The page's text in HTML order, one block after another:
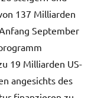
137 Milliarden
September
19 Milliarden US-
angesichts des